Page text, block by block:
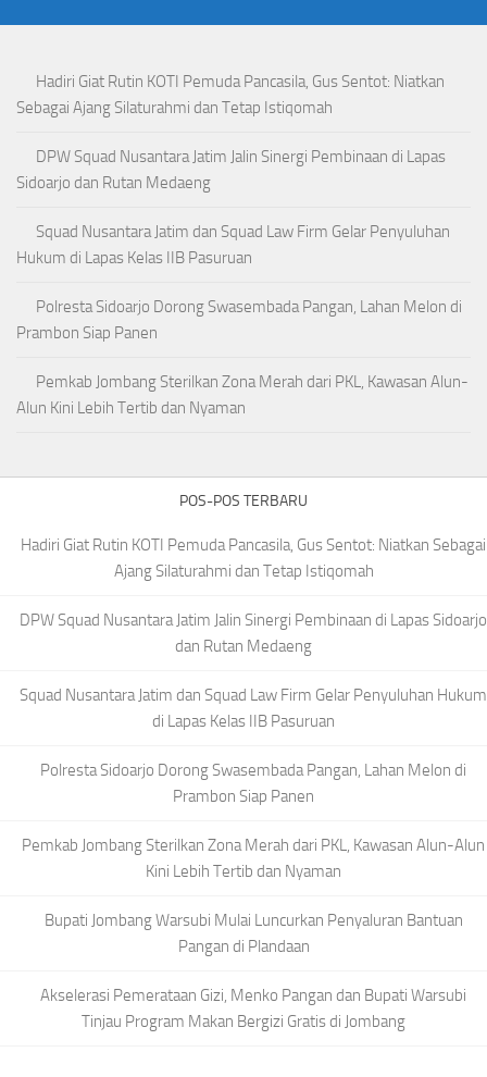
Hadiri Giat Rutin KOTI Pemuda Pancasila, Gus Sentot: Niatkan
Sebagai Ajang Silaturahmi dan Tetap Istiqomah
DPW Squad Nusantara Jatim Jalin Sinergi Pembinaan di Lapas
Sidoarjo dan Rutan Medaeng
Squad Nusantara Jatim dan Squad Law Firm Gelar Penyuluhan
Hukum di Lapas Kelas IIB Pasuruan
Polresta Sidoarjo Dorong Swasembada Pangan, Lahan Melon di
Prambon Siap Panen
Pemkab Jombang Sterilkan Zona Merah dari PKL, Kawasan Alun-
Alun Kini Lebih Tertib dan Nyaman
POS-POS TERBARU
Hadiri Giat Rutin KOTI Pemuda Pancasila, Gus Sentot: Niatkan Sebagai
Ajang Silaturahmi dan Tetap Istiqomah
DPW Squad Nusantara Jatim Jalin Sinergi Pembinaan di Lapas Sidoarjo
dan Rutan Medaeng
Squad Nusantara Jatim dan Squad Law Firm Gelar Penyuluhan Hukum
di Lapas Kelas IIB Pasuruan
Polresta Sidoarjo Dorong Swasembada Pangan, Lahan Melon di
Prambon Siap Panen
Pemkab Jombang Sterilkan Zona Merah dari PKL, Kawasan Alun-Alun
Kini Lebih Tertib dan Nyaman
Bupati Jombang Warsubi Mulai Luncurkan Penyaluran Bantuan
Pangan di Plandaan
Akselerasi Pemerataan Gizi, Menko Pangan dan Bupati Warsubi
Tinjau Program Makan Bergizi Gratis di Jombang